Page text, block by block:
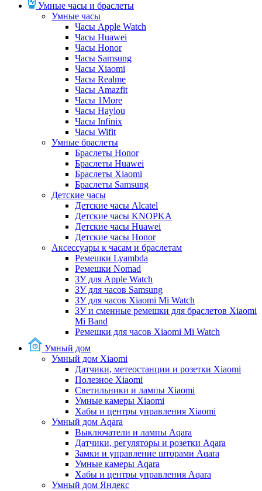
Умные часы и браслеты
Умные часы
Часы Apple Watch
Часы Huawei
Часы Honor
Часы Samsung
Часы Xiaomi
Часы Realme
Часы Amazfit
Часы 1More
Часы Haylou
Часы Infinix
Часы Wifit
Умные браслеты
Браслеты Honor
Браслеты Huawei
Браслеты Xiaomi
Браслеты Samsung
Детские часы
Детские часы Alcatel
Детские часы KNOPKA
Детские часы Huawei
Детские часы Honor
Аксессуары к часам и браслетам
Ремешки Lyambda
Ремешки Nomad
ЗУ для Apple Watch
ЗУ для часов Samsung
ЗУ для часов Xiaomi Mi Watch
ЗУ и сменные ремешки для браслетов Xiaomi
Mi Band
Ремешки для часов Xiaomi Mi Watch
Умный дом
Умный дом Xiaomi
Датчики, метеостанции и розетки Xiaomi
Полезное Xiaomi
Светильники и лампы Xiaomi
Умные камеры Xiaomi
Хабы и центры управления Xiaomi
Умный дом Aqara
Выключатели и лампы Aqara
Датчики, регуляторы и розетки Aqara
Замки и управление шторами Aqara
Умные камеры Aqara
Хабы и центры управления Aqara
Умный дом Яндекс